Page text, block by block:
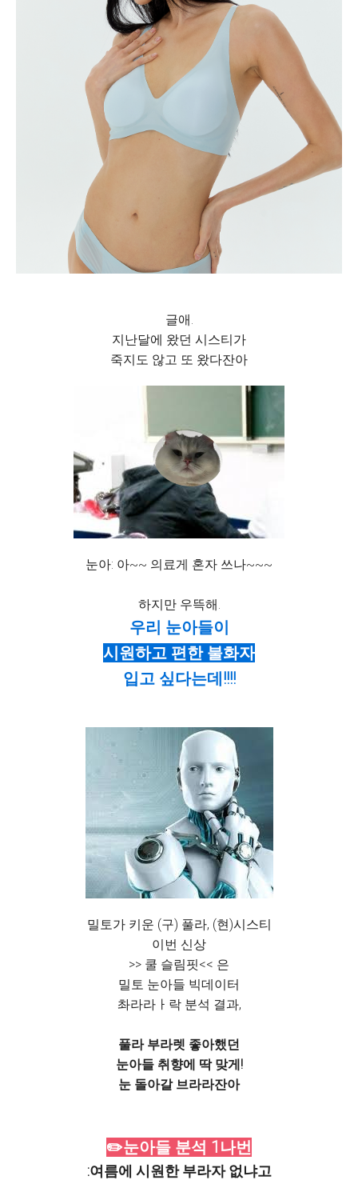
글애.
지난달에 왔던 시스티가
죽지도 않고 또 왔다잔아
눈아: 아~~ 의료게 혼자 쓰나~~~
하지만 우뜩해.
우리 눈아들이
시원하고 편한 불화자
입고 싶다는데!!!!
밀토가 키운 (구) 풀라, (현)시스티
이번 신상
>> 쿨 슬림핏<< 은
밀토 눈아들 빅데이터
촤라라ㅏ락 분석 결과,
풀라 부라렛 좋아했던
눈아들 취향에 딱 맞게!
눈 돌아갈 브라라잔아
✏️눈아들 분석 1나번
:여름에 시원한 부라자 없냐고